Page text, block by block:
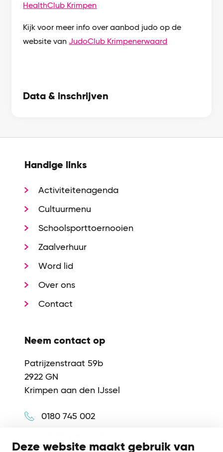
Deze website maakt gebruik van
HealthClub Krimpen
Kijk voor meer info over aanbod judo op de
website vanJudoClub Krimpenerwaard
Data & inschrijven
Handige links
Activiteitenagenda
Cultuurmenu
Schoolsporttoernooien
Zaalverhuur
Word lid
Over ons
Contact
Neem contact op
Patrijzenstraat 59b
2922 GN
Krimpen aan den IJssel
0180 745 002